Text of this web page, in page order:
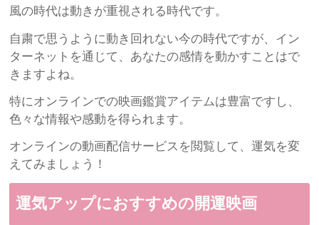
風の時代は動きが重視される時代です。
自粛で思うように動き回れない今の時代ですが、イン
ターネットを通じて、あなたの感情を動かすことはで
きますよね。
特にオンラインでの映画鑑賞アイテムは豊富ですし、
色々な情報や感動を得られます。
オンラインの動画配信サービスを閲覧して、運気を変
えてみましょう！
運気アップにおすすめの開運映画